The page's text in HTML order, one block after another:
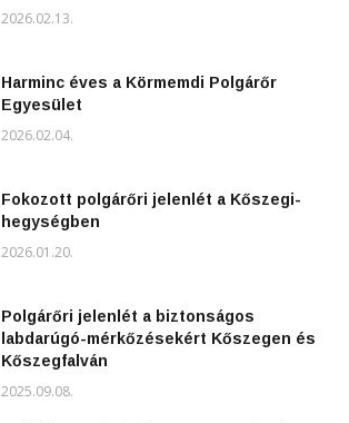
2026.02.13.
Harminc éves a Körmemdi Polgárőr
Egyesület
2026.02.04.
Fokozott polgárőri jelenlét a Kőszegi-
hegységben
2026.01.20.
Polgárőri jelenlét a biztonságos
labdarúgó-mérkőzésekért Kőszegen és
Kőszegfalván
2025.09.08.